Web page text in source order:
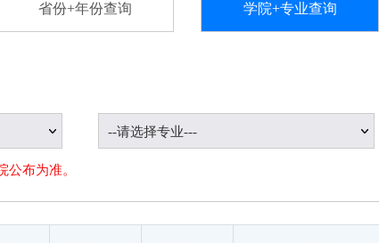
省份+年份查询 学院+专业查询
--请选择专业---
布为准。